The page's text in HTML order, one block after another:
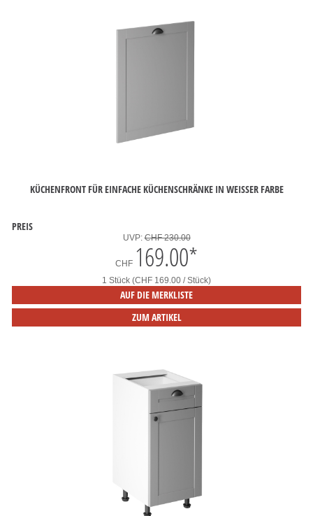
KÜCHENFRONT FÜR EINFACHE KÜCHENSCHRÄNKE IN WEISSER FARBE
PREIS
UVP:CHF 230.00
CHF 169.00*
1 Stück (CHF 169.00 / Stück)
AUF DIE MERKLISTE
ZUM ARTIKEL